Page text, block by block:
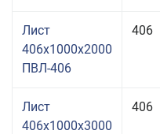
Лист
406x1000x2000
ПВЛ-406
406
Лист
406x1000x3000
406